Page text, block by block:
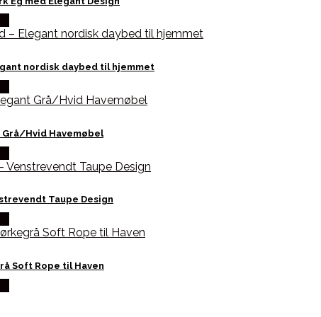
nordisk daybed til hjemmet
Grå/Hvid Havemøbel
Taupe Design
Soft Rope til Haven